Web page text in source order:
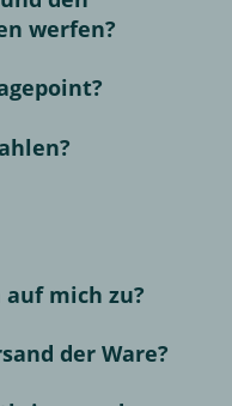
werfen?
mich zu?
der Ware?